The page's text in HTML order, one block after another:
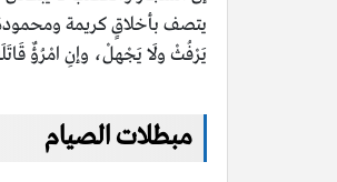
يتصف بأخلاقٍ كريمة
يَرْفُثْ ولَا يَجْهلْ، وإنِ امْرُؤٌ
مبطلات الصيام